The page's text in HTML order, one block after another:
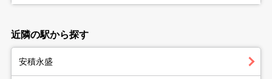
近隣の駅から探す
安積永盛